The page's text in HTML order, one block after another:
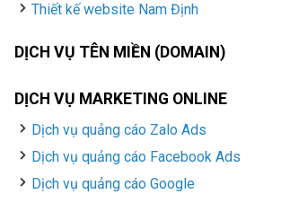
Thiết kế website Nam Định
DỊCH VỤ TÊN MIỀN (DOMAIN)
DỊCH VỤ MARKETING ONLINE
Dịch vụ quảng cáo Zalo Ads
Dịch vụ quảng cáo Facebook Ads
Dịch vụ quảng cáo Google